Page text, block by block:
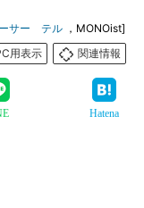
ーサー テル ，MONOist]
用表示
関連情報
Hatena